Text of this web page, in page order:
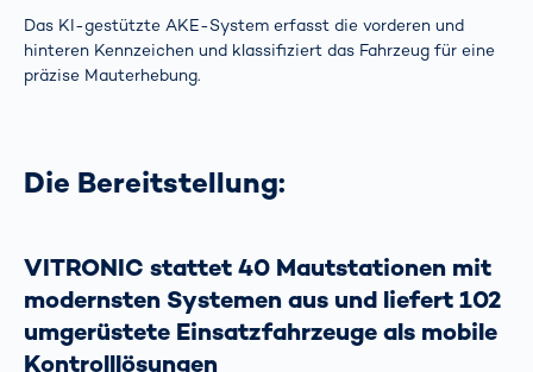
Das KI-gestützte AKE-System erfasst die vorderen und
hinteren Kennzeichen und klassifiziert das Fahrzeug für eine
präzise Mauterhebung.
Die Bereitstellung:
VITRONIC stattet 40 Mautstationen mit
modernsten Systemen aus und liefert 102
umgerüstete Einsatzfahrzeuge als mobile
Kontrolllösungen